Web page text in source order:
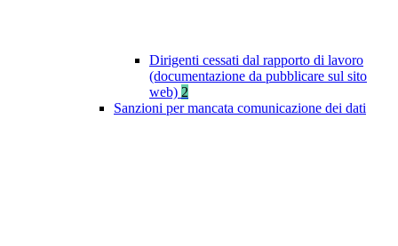
Dirigenti cessati dal rapporto di lavoro
(documentazione da pubblicare sul sito
web) 2
Sanzioni per mancata comunicazione dei dati